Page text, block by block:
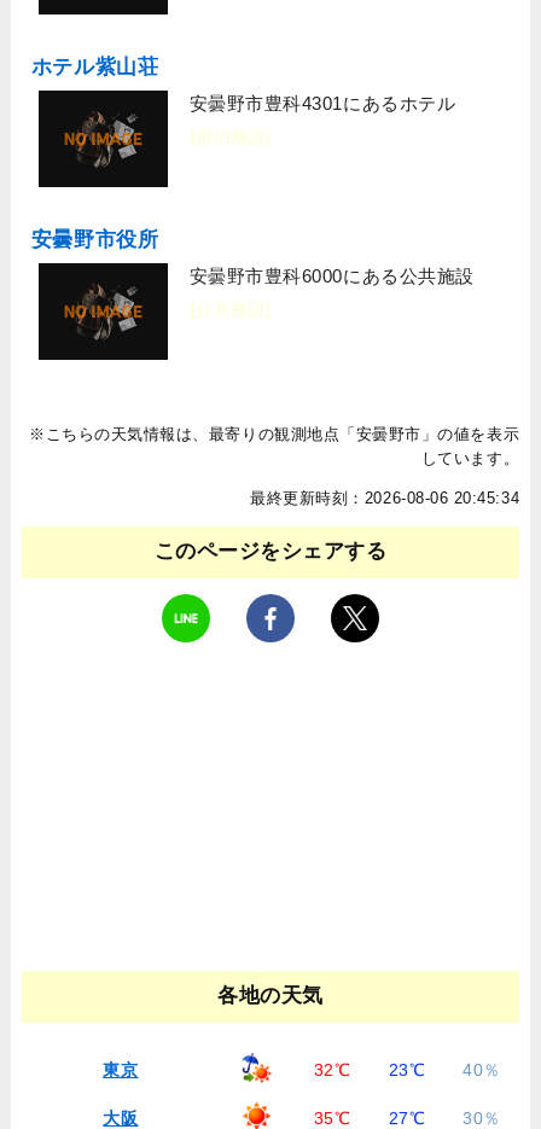
ホテル紫山荘
安曇野市豊科4301にあるホテル
[宿泊施設]
安曇野市役所
安曇野市豊科6000にある公共施設
[公共施設]
※こちらの天気情報は、最寄りの観測地点「安曇野市」の値を表示
しています。
最終更新時刻：2026-08-06 20:45:34
このページをシェアする
各地の天気
東京 32℃ 23℃ 40％
大阪 35℃ 27℃ 30％